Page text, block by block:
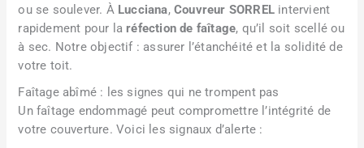
ou se soulever. À Lucciana,Couvreur SORREL intervient
rapidement pour laréfection de faîtage, qu’il soit scellé ou
à sec. Notre objectif : assurer l’étanchéité et la solidité de
votre toit.
Faîtage abîmé : les signes qui ne trompent pas
Un faîtage endommagé peut compromettre l’intégrité de
votre couverture. Voici les signaux d’alerte :